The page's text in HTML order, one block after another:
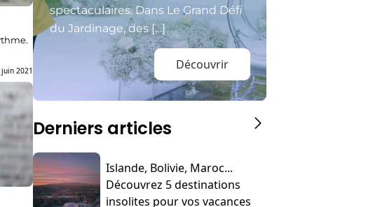
2021
spectaculaires. Dans Le Grand Défi
du Jardinage, des […]
Découvrir
Derniers articles
Islande, Bolivie, Maroc...
Découvrez 5 destinations
insolites pour vos vacances